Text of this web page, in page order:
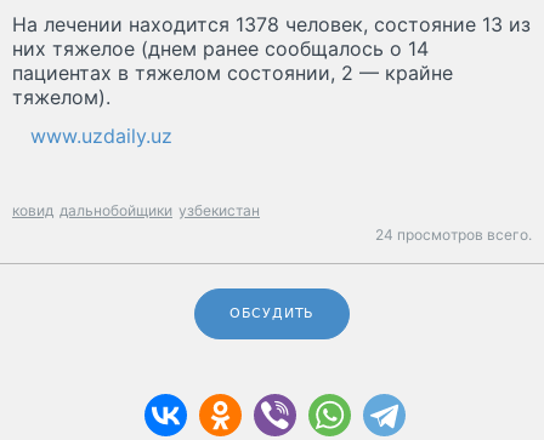
На лечении находится 1378 человек, состояние 13 из
них тяжелое (днем ранее сообщалось о 14
пациентах в тяжелом состоянии, 2 — крайне
тяжелом).
www.uzdaily.uz
ковид дальнобойщики узбекистан
24 просмотров всего.
ОБСУДИТЬ